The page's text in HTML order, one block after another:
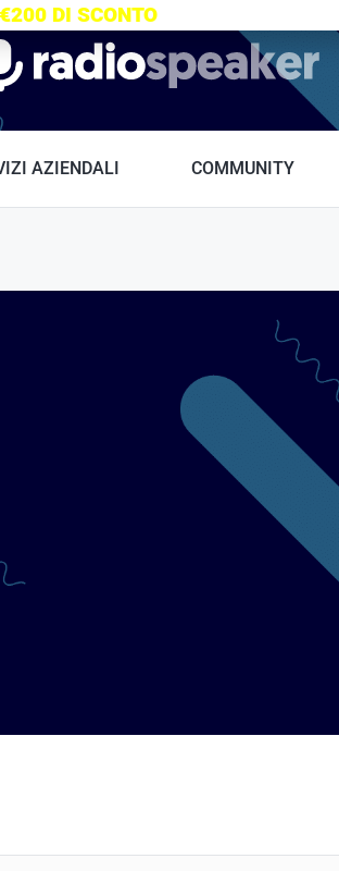
Radiospeaker.it
AZIENDALI COMMUNITY
DI SCONTO